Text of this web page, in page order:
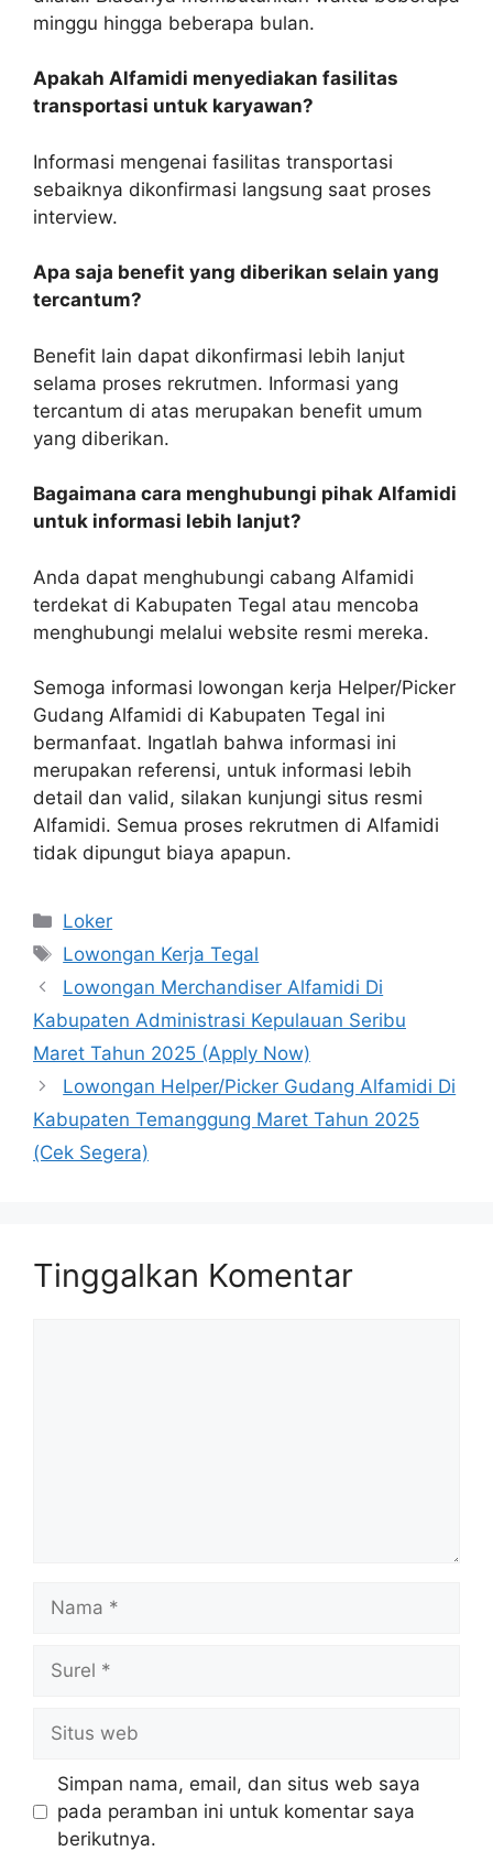
minggu hingga beberapa bulan.
Apakah Alfamidi menyediakan fasilitas
transportasi untuk karyawan?
Informasi mengenai fasilitas transportasi
sebaiknya dikonfirmasi langsung saat proses
interview.
Apa saja benefit yang diberikan selain yang
tercantum?
Benefit lain dapat dikonfirmasi lebih lanjut
selama proses rekrutmen. Informasi yang
tercantum di atas merupakan benefit umum
yang diberikan.
Bagaimana cara menghubungi pihak Alfamidi
untuk informasi lebih lanjut?
Anda dapat menghubungi cabang Alfamidi
terdekat di Kabupaten Tegal atau mencoba
menghubungi melalui website resmi mereka.
Semoga informasi lowongan kerja Helper/Picker
Gudang Alfamidi di Kabupaten Tegal ini
bermanfaat. Ingatlah bahwa informasi ini
merupakan referensi, untuk informasi lebih
detail dan valid, silakan kunjungi situs resmi
Alfamidi. Semua proses rekrutmen di Alfamidi
tidak dipungut biaya apapun.
Kategori
Loker
Tag
Lowongan Kerja Tegal
Lowongan Merchandiser Alfamidi Di
Kabupaten Administrasi Kepulauan Seribu
Maret Tahun 2025 (Apply Now)
Lowongan Helper/Picker Gudang Alfamidi Di
Kabupaten Temanggung Maret Tahun 2025
(Cek Segera)
Tinggalkan Komentar
Nama
Surel
Situs
web
Simpan nama, email, dan situs web saya
pada peramban ini untuk komentar saya
berikutnya.